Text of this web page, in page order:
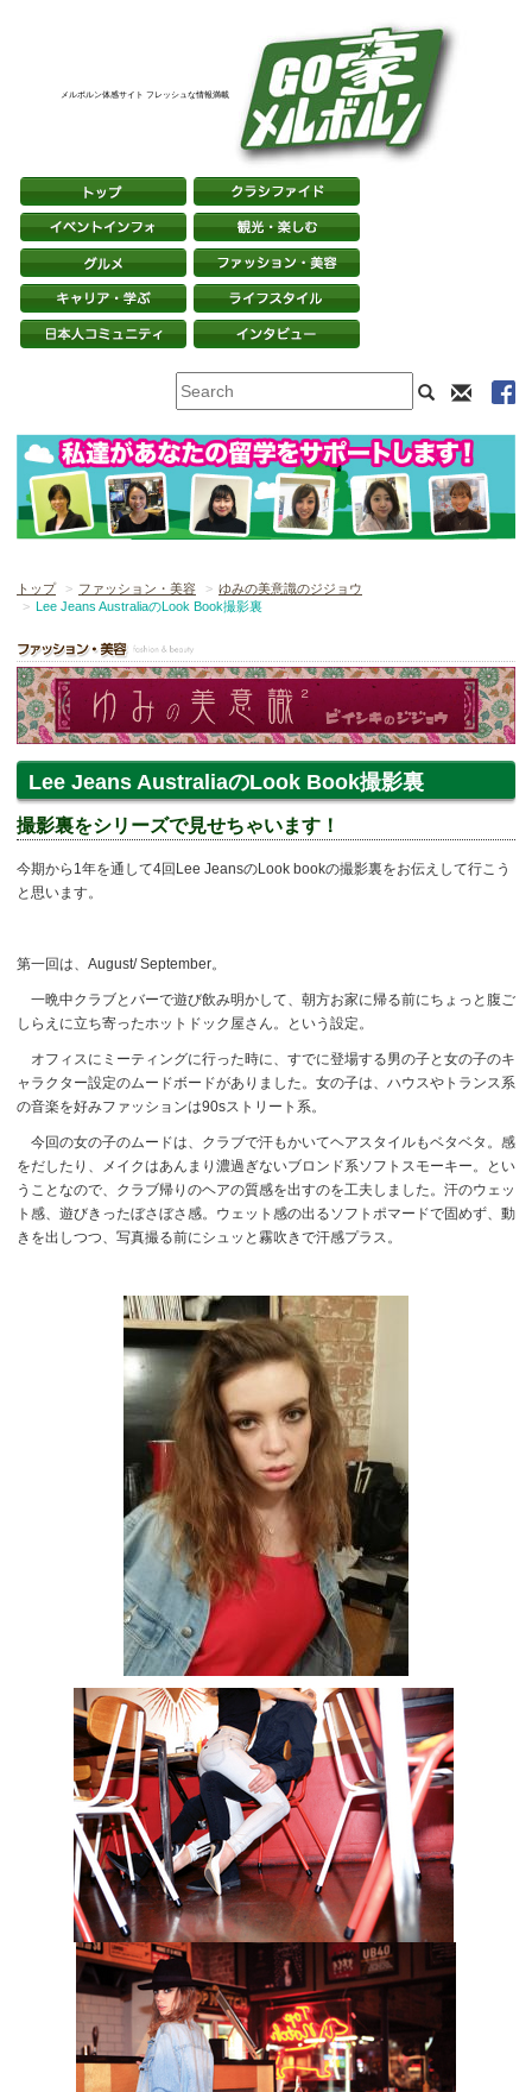
メルボルン体感サイト フレッシュな情報満載
トップ ファッション・美容
ゆみの美意識のジジョウ
Lee Jeans AustraliaのLook Book撮影裏
Lee Jeans AustraliaのLook Book撮影裏
撮影裏をシリーズで見せちゃいます！
今期から1年を通して4回Lee JeansのLook bookの撮影裏をお伝えして行こう
と思います。
第一回は、August/ September。
一晩中クラブとバーで遊び飲み明かして、朝方お家に帰る前にちょっと腹ご
しらえに立ち寄ったホットドック屋さん。という設定。
オフィスにミーティングに行った時に、すでに登場する男の子と女の子のキ
ャラクター設定のムードボードがありました。女の子は、ハウスやトランス系
の音楽を好みファッションは90sストリート系。
今回の女の子のムードは、クラブで汗もかいてヘアスタイルもベタベタ。感
をだしたり、メイクはあんまり濃過ぎないブロンド系ソフトスモーキー。とい
うことなので、クラブ帰りのヘアの質感を出すのを工夫しました。汗のウェッ
ト感、遊びきったぼさぼさ感。ウェット感の出るソフトポマードで固めず、動
きを出しつつ、写真撮る前にシュッと霧吹きで汗感プラス。